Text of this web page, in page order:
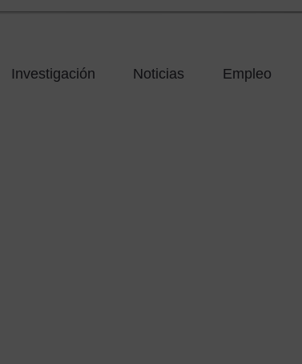
Investigación Noticias Empleo